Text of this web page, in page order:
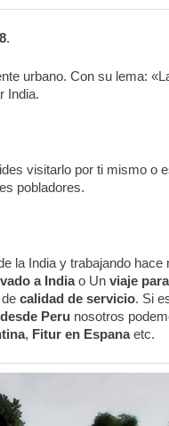
.
urbano. Con su lema:
​India​.
visitarlo por ti mismo o
pobladores.
la India y trabajando
a Indiao Unviaje
decalidad de servicio. Si
Peru nosotros
, Fitur en Espanaetc.